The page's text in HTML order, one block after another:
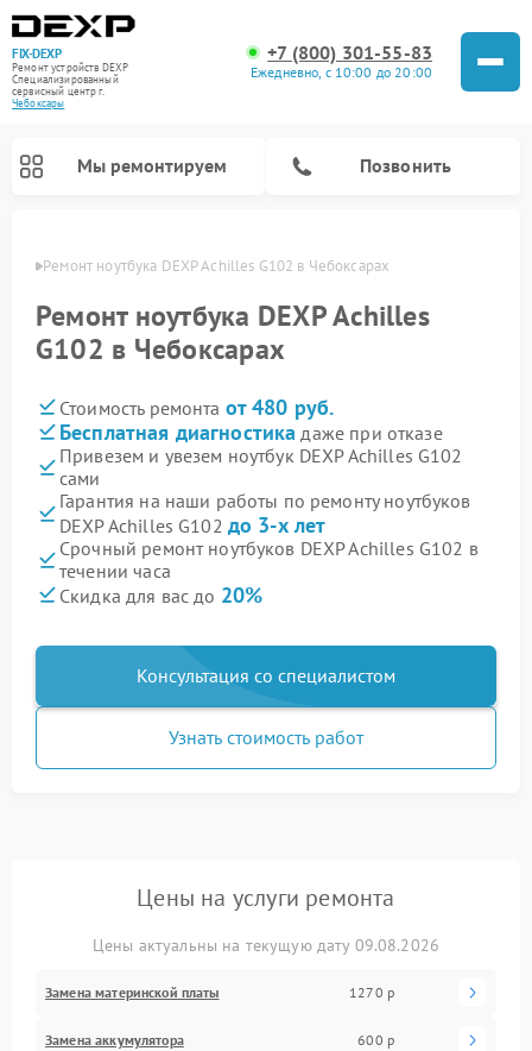
FIX-DEXP
Ремонт устройств DEXP
Специализированный
cервисный центр г.
Чебоксары
+7 (800) 301-55-83
Ежедневно, с 10:00 до 20:00
Мы ремонтируем Позвонить
Ремонт ноутбука DEXP Achilles G102 в Чебоксарах
Ремонт ноутбука DEXP Achilles
G102 в Чебоксарах
Стоимость ремонта от 480 руб.
Бесплатная диагностика даже при отказе
Привезем и увезем ноутбук DEXP Achilles G102
сами
Гарантия на наши работы по ремонту ноутбуков
DEXP Achilles G102 до 3-х лет
Срочный ремонт ноутбуков DEXP Achilles G102 в
течении часа
Скидка для вас до 20%
Консультация со специалистом
Узнать стоимость работ
Цены на услуги ремонта
Цены актуальны на текущую дату 09.08.2026
Замена материнской платы 1270 р
Замена аккумулятора 600 р